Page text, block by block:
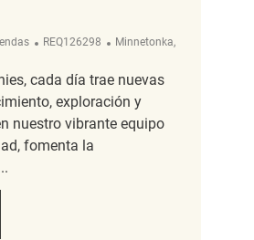
ReqId
REQ126298 Ubicación
Minnetonka,
cada día trae nuevas
exploración y
nuestro vibrante equipo
fomenta la